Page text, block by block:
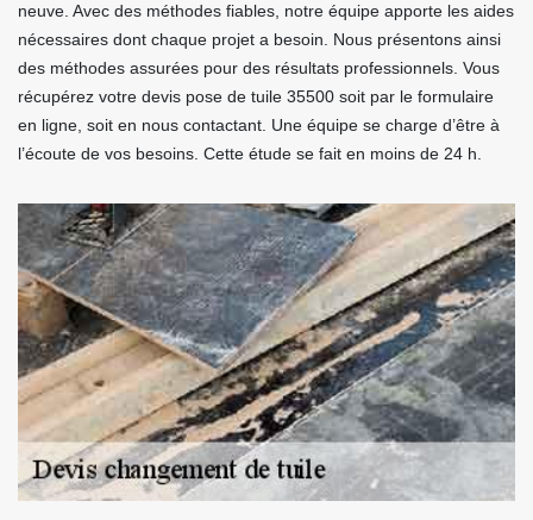
neuve. Avec des méthodes fiables, notre équipe apporte les aides
nécessaires dont chaque projet a besoin. Nous présentons ainsi
des méthodes assurées pour des résultats professionnels. Vous
récupérez votre devis pose de tuile 35500 soit par le formulaire
en ligne, soit en nous contactant. Une équipe se charge d’être à
l’écoute de vos besoins. Cette étude se fait en moins de 24 h.